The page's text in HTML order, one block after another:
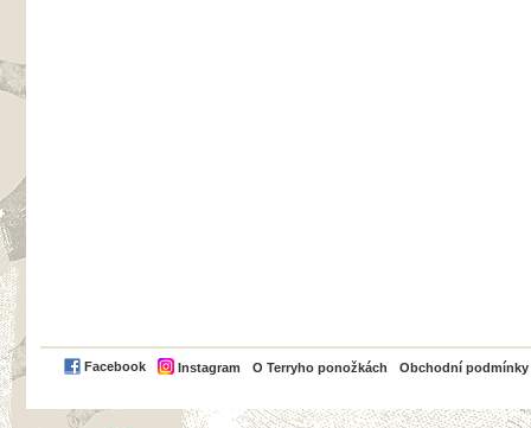
Facebook Instagram O Terryho ponožkách Obchodní podmínky
PayPal